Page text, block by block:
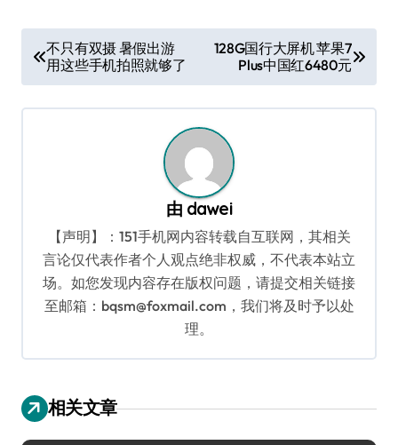
章
导
不只有双摄 暑假出游
用这些手机拍照就够了
128G国行大屏机 苹果7
Plus中国红6480元
由 dawei
【声明】：151手机网内容转载自互联网，其相关
言论仅代表作者个人观点绝非权威，不代表本站立
场。如您发现内容存在版权问题，请提交相关链接
至邮箱：bqsm@foxmail.com，我们将及时予以处
理。
相关文章